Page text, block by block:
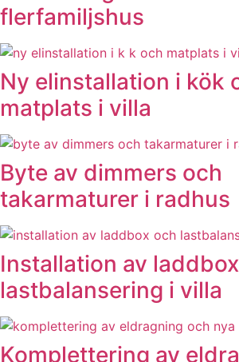
flerfamiljshus
Ny elinstallation i kök
matplats i villa
Byte av dimmers och
takarmaturer i radhus
Installation av
lastbalansering i villa
Komplettering av